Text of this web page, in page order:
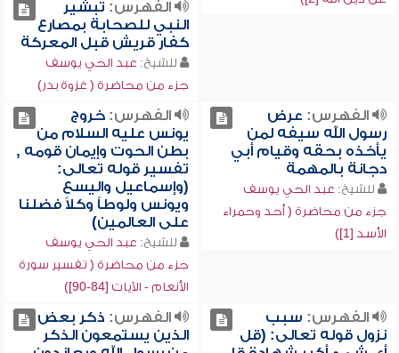
الفهرس: تبشير
النبي للصحابة بمصارع
كفار قريش قبل المعركة
للشيخ: عبد الحي يوسف
جزء من محاضرة ( غزوة بدر)
الفهرس: عرض
رسول الله سيفه لمن
يأخذه بحقه وقيام أبي
دجانة بالمهمة
للشيخ: عبد الحي يوسف
جزء من محاضرة ( أحد وحمراء
الأسد [1])
الفهرس:خروج
يونس عليه السلام من
بطن الحوت وإيمان قومه ,
تفسير قوله تعالى:
(وإسماعيل واليسع
ويونس ولوطاً وكلاً فضلنا
على العالمين)
للشيخ: عبد الحي يوسف
جزء من محاضرة ( تفسير سورة
الأنعام - الآيات [84-90])
الفهرس: سبب
نزول قوله تعالى: (قل
الفهرس: ذكر بعض
الذين يستمعون الذكر